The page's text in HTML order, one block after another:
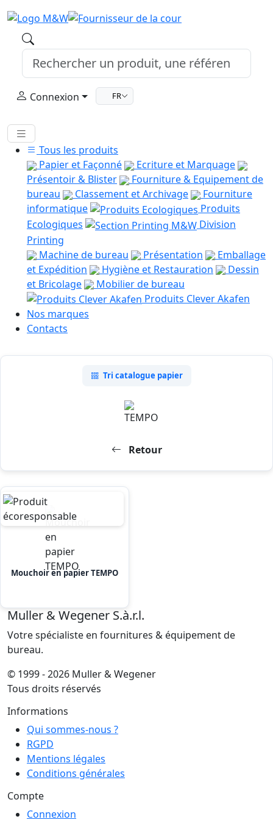
Connexion FR
Tous les produits
Papier et Façonné
Ecriture et Marquage
Présentoir & Blister
Fourniture & Equipement de
bureau
Classement et Archivage
Fourniture
informatique
Produits
Ecologiques
Division
Printing
Machine de bureau
Présentation
Emballage
et Expédition
Hygiène et Restauration
Dessin
et Bricolage
Mobilier de bureau
Produits Clever Akafen
Nos marques
Contacts
Tri catalogue papier
Retour
Mouchoir en papier TEMPO
Muller & Wegener S.à.r.l.
Votre spécialiste en fournitures & équipement de
bureau.
© 1999 - 2026 Muller & Wegener
Tous droits réservés
Informations
Qui sommes-nous ?
RGPD
Mentions légales
Conditions générales
Compte
Connexion